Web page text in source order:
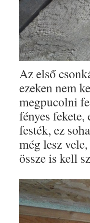
Az első
ezeken nem
megpucolni
fényes
festék, ez
még lesz
össze is kell